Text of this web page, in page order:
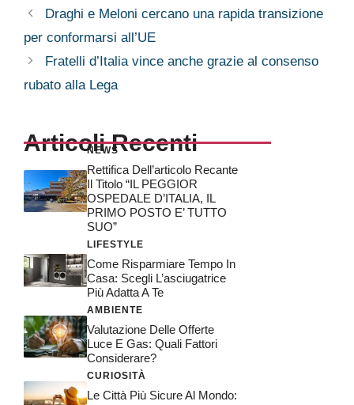
Draghi e Meloni cercano una rapida transizione
per conformarsi all’UE
Fratelli d’Italia vince anche grazie al consenso
rubato alla Lega
Articoli Recenti
NEWS
Rettifica Dell’articolo Recante
Il Titolo “IL PEGGIOR
OSPEDALE D’ITALIA, IL
PRIMO POSTO E’ TUTTO
SUO”
LIFESTYLE
Come Risparmiare Tempo In
Casa: Scegli L’asciugatrice
Più Adatta A Te
AMBIENTE
Valutazione Delle Offerte
Luce E Gas: Quali Fattori
Considerare?
CURIOSITÀ
Le Città Più Sicure Al Mondo: